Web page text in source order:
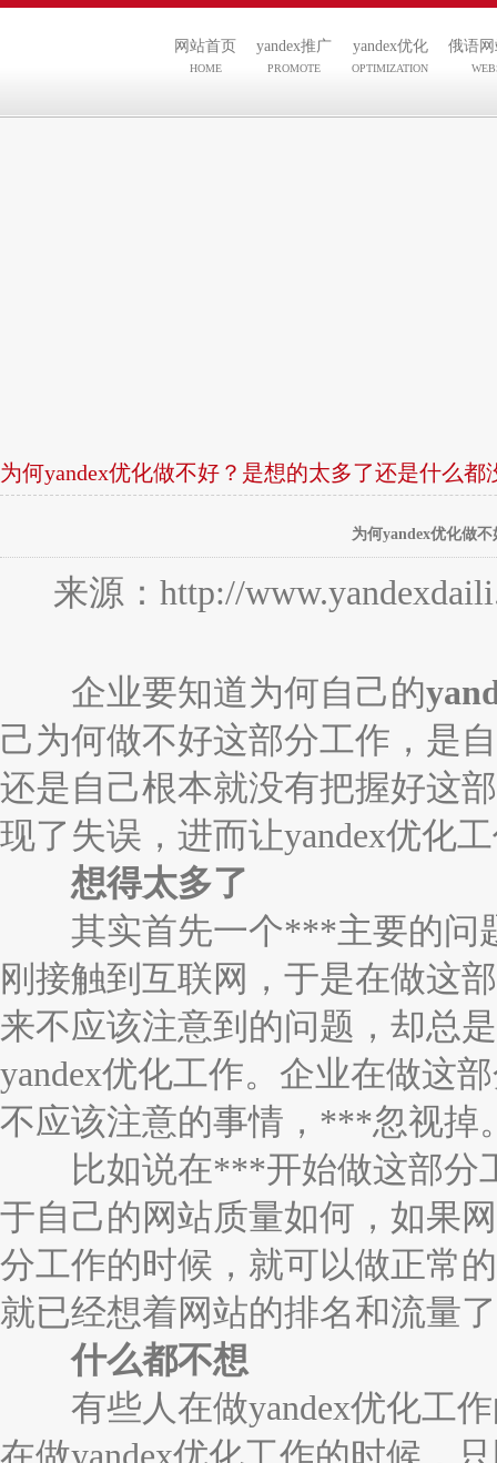
网站首页
HOME
yandex推广
PROMOTE
yandex优化
OPTIMIZATION
俄语
为何yandex优化做不好？是想的太多了还是什么都
为何yandex优化做
来源：http://
企业要知道为何自己的
己为何做不好这部分工作，是
还是自己根本就没有把握好这
现了失误，进而让yandex优化
想得太多了
其实首先一个***主要的问题
刚接触到互联网，于是在做这
来不应该注意到的问题，却总
yandex优化工作。企业在做这
不应该注意的事情，***忽视掉
比如说在***开始做这部分工
于自己的网站质量如何，如果
分工作的时候，就可以做正常
就已经想着网站的排名和流量
什么都不想
有些人在做yandex优化工作